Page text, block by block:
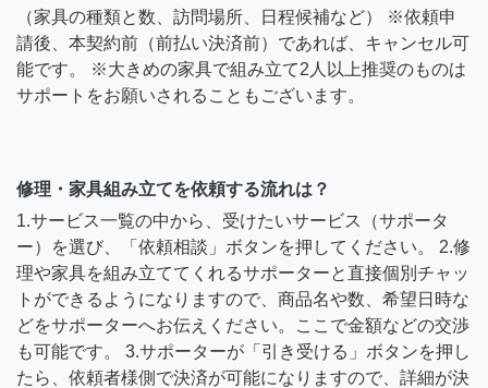
（家具の種類と数、訪問場所、日程候補など） ※依頼申
請後、本契約前（前払い決済前）であれば、キャンセル可
能です。 ※大きめの家具で組み立て2人以上推奨のものは
サポートをお願いされることもございます。
修理・家具組み立てを依頼する流れは？
1.サービス一覧の中から、受けたいサービス（サポータ
ー）を選び、「依頼相談」ボタンを押してください。 2.修
理や家具を組み立ててくれるサポーターと直接個別チャッ
トができるようになりますので、商品名や数、希望日時な
どをサポーターへお伝えください。ここで金額などの交渉
も可能です。 3.サポーターが「引き受ける」ボタンを押し
たら、依頼者様側で決済が可能になりますので、詳細が決